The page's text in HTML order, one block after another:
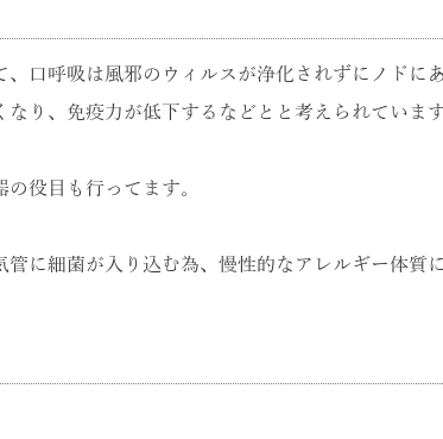
口呼吸は風邪のウィルスが浄化されずにノドに
り、免疫力が低下するなどとと考えられていま
役目も行ってます。
に細菌が入り込む為、慢性的なアレルギー体質